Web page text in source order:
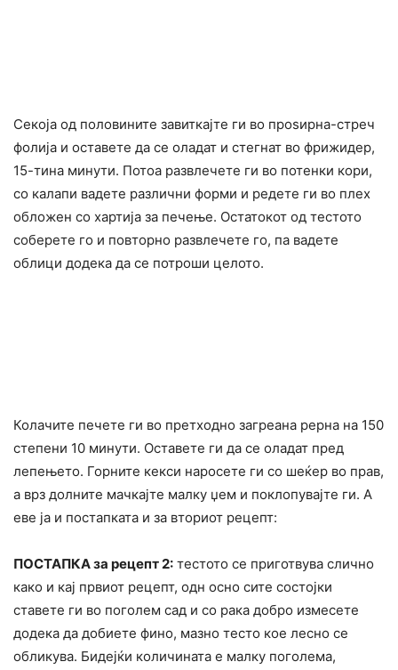
Секоја од половините завиткајте ги во проѕирна-стреч
фолија и оставете да се оладат и стегнат во фрижидер,
15-тина минути. Потоа развлечете ги во потенки кори,
со калапи вадете различни форми и редете ги во плех
обложен со хартија за печење. Остатокот од тестото
соберете го и повторно развлечете го, па вадете
облици додека да се потроши целото.
Колачите печете ги во претходно загреана рерна на 150
степени 10 минути. Оставете ги да се оладат пред
лепењето. Горните кекси наросете ги со шеќер во прав,
а врз долните мачкајте малку џем и поклопувајте ги. А
еве ја и постапката и за вториот рецепт:
ПОСТАПКА за рецепт 2: тестото се приготвува слично
како и кај првиот рецепт, одн осно сите состојки
ставете ги во поголем сад и со рака добро измесете
додека да добиете фино, мазно тесто кое лесно се
обликува. Бидејќи количината е малку поголема,